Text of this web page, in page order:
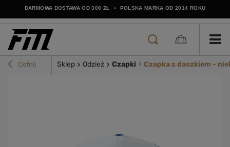
DARMOWA DOSTAWA OD 300 ZŁ POLSKA MARKA OD 2014 ROKU
Cofnij Sklep Odzież Czapki Czapka z daszkiem -